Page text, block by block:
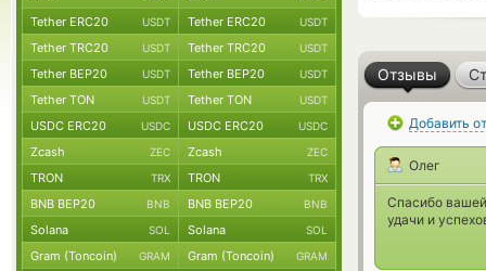
Отзывы
Добавить
Олег
Спасибо
удачи и
Tether ERC20 USDT Tether ERC20 USDT
Tether TRC20 USDT Tether TRC20 USDT
Tether BEP20 USDT Tether BEP20 USDT
Tether TON USDT Tether TON USDT
USDC ERC20 USDC USDC ERC20 USDC
Zcash ZEC Zcash ZEC
TRON TRX TRON TRX
BNB BEP20 BNB BNB BEP20 BNB
Solana SOL Solana SOL
Gram (Toncoin) GRAM Gram (Toncoin) GRAM